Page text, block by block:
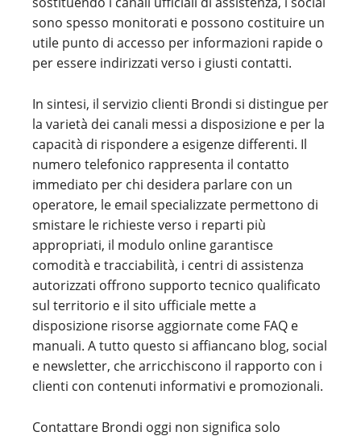
sono spesso monitorati e possono costituire un
utile punto di accesso per informazioni rapide o
per essere indirizzati verso i giusti contatti.
In sintesi, il servizio clienti Brondi si distingue per
la varietà dei canali messi a disposizione e per la
capacità di rispondere a esigenze differenti. Il
numero telefonico rappresenta il contatto
immediato per chi desidera parlare con un
operatore, le email specializzate permettono di
smistare le richieste verso i reparti più
appropriati, il modulo online garantisce
comodità e tracciabilità, i centri di assistenza
autorizzati offrono supporto tecnico qualificato
sul territorio e il sito ufficiale mette a
disposizione risorse aggiornate come FAQ e
manuali. A tutto questo si affiancano blog, social
e newsletter, che arricchiscono il rapporto con i
clienti con contenuti informativi e promozionali.
Contattare Brondi oggi non significa solo